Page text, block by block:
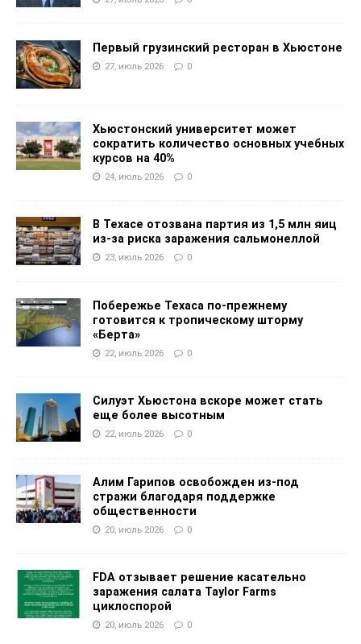
Первый грузинский ресторан в Хьюстоне
27, июль 2026 0
Хьюстонский университет может
сократить количество основных учебных
курсов на 40%
24, июль 2026 0
В Техасе отозвана партия из 1,5 млн яиц
из-за риска заражения сальмонеллой
23, июль 2026 0
Побережье Техаса по-прежнему
готовится к тропическому шторму
«Берта»
22, июль 2026 0
Силуэт Хьюстона вскоре может стать
еще более высотным
22, июль 2026 0
Алим Гарипов освобожден из-под
стражи благодаря поддержке
общественности
20, июль 2026 0
FDA отзывает решение касательно
заражения салата Taylor Farms
циклоспорой
20, июль 2026 0